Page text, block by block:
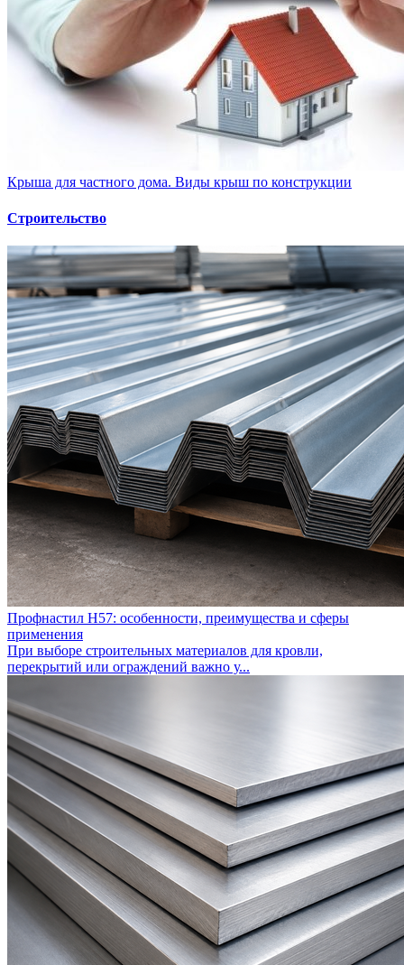
Крыша для частного дома. Виды крыш по конструкции
Строительство
Профнастил Н57: особенности, преимущества и сферы
применения
При выборе строительных материалов для кровли,
перекрытий или ограждений важно у...